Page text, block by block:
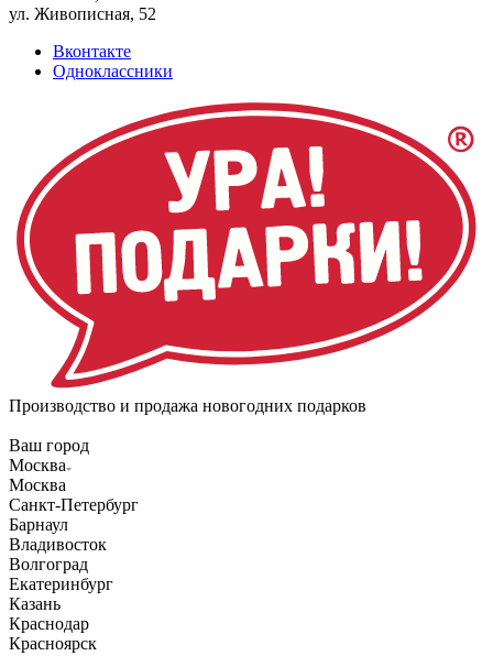
ул. Живописная, 52
Вконтакте
Одноклассники
Производство и продажа новогодних подарков
Ваш город
Москва
Москва
Санкт-Петербург
Барнаул
Владивосток
Волгоград
Екатеринбург
Казань
Краснодар
Красноярск